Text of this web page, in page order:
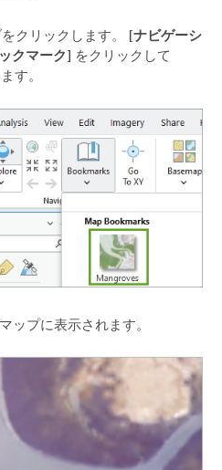
クリックします。 [ナビゲーシ
クマーク] をクリックして
す。
ップに表示されます。